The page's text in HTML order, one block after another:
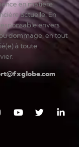
en matière
actuelle. En
envers
dommage, en tout
à toute